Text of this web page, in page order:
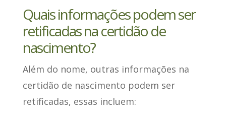
Quais informações podem ser
retificadas na certidão de
nascimento?
Além do nome, outras informações na
certidão de nascimento podem ser
retificadas, essas incluem: